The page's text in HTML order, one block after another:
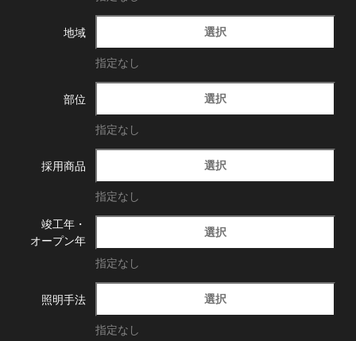
地域 選択
指定なし
部位 選択
指定なし
採用商品 選択
指定なし
竣工年・
オープン年
選択
指定なし
照明手法 選択
指定なし